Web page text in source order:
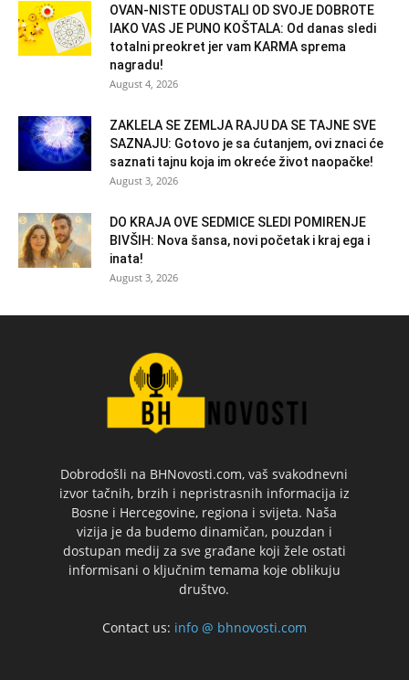
OVAN-NISTE ODUSTALI OD SVOJE DOBROTE
IAKO VAS JE PUNO KOŠTALA: Od danas sledi
totalni preokret jer vam KARMA sprema
nagradu!
August 4, 2026
ZAKLELA SE ZEMLJA RAJU DA SE TAJNE SVE
SAZNAJU: Gotovo je sa ćutanjem, ovi znaci će
saznati tajnu koja im okreće život naopačke!
August 3, 2026
DO KRAJA OVE SEDMICE SLEDI POMIRENJE
BIVŠIH: Nova šansa, novi početak i kraj ega i
inata!
August 3, 2026
Dobrodošli na BHNovosti.com, vaš svakodnevni
izvor tačnih, brzih i nepristrasnih informacija iz
Bosne i Hercegovine, regiona i svijeta. Naša
vizija je da budemo dinamičan, pouzdan i
dostupan medij za sve građane koji žele ostati
informisani o ključnim temama koje oblikuju
društvo.
Contact us: info @ bhnovosti.com